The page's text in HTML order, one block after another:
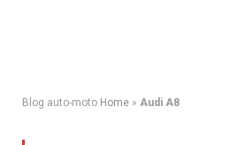
Blog auto-moto Home » Audi A8